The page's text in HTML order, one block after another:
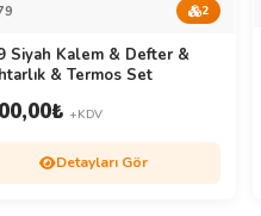
2
Siyah Kalem & Defter &
& Termos Set
₺ +KDV
Detayları Gör